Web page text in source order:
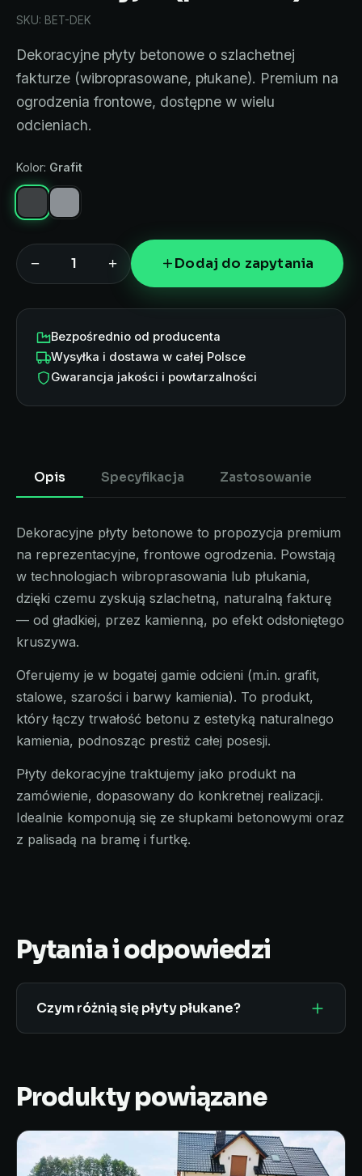
SKU: BET-DEK
Dekoracyjne płyty betonowe o szlachetnej
fakturze (wibroprasowane, płukane). Premium na
ogrodzenia frontowe, dostępne w wielu
odcieniach.
Kolor: Grafit
− + Dodaj do zapytania
Bezpośrednio od producenta
Wysyłka i dostawa w całej Polsce
Gwarancja jakości i powtarzalności
Opis Specyfikacja Zastosowanie
Dekoracyjne płyty betonowe to propozycja premium
na reprezentacyjne, frontowe ogrodzenia. Powstają
w technologiach wibroprasowania lub płukania,
dzięki czemu zyskują szlachetną, naturalną fakturę
— od gładkiej, przez kamienną, po efekt odsłoniętego
kruszywa.
Oferujemy je w bogatej gamie odcieni (m.in. grafit,
stalowe, szarości i barwy kamienia). To produkt,
który łączy trwałość betonu z estetyką naturalnego
kamienia, podnosząc prestiż całej posesji.
Płyty dekoracyjne traktujemy jako produkt na
zamówienie, dopasowany do konkretnej realizacji.
Idealnie komponują się ze słupkami betonowymi oraz
z palisadą na bramę i furtkę.
Pytania i odpowiedzi
Czym różnią się płyty płukane?
naturalne kruszywo (kamień) na powierzchni.
To efekt premium, stosowany głównie na
ogrodzenia frontowe.
Produkty powiązane